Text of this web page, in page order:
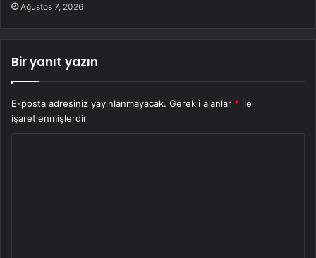
Ağustos 7, 2026
Bir yanıt yazın
E-posta adresiniz yayınlanmayacak. Gerekli alanlar * ile
işaretlenmişlerdir